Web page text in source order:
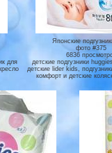
для
Японские
фото #375
6836
детские подгузники
детские lider kids,
комфорт и детские